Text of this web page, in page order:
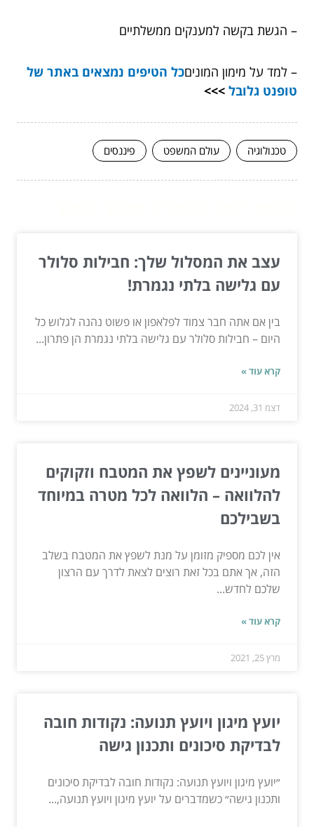
– הגשת בקשה למענקים ממשלתיים
– למד על מימון המוניםכל הטיפים נמצאים באתר של
טופנט גלובל >>>
טכנולוגיה עולם המשפט פיננסים
עצב את המסלול שלך: חבילות סלולר
עם גלישה בלתי נגמרת!
בין אם אתה חבר צמוד לפלאפון או פשוט נהנה לגלוש כל
היום – חבילות סלולר עם גלישה בלתי נגמרת הן פתרון...
קרא עוד »
דצמ 31, 2024
מעוניינים לשפץ את המטבח וזקוקים
להלוואה – הלוואה לכל מטרה במיוחד
בשבילכם
אין לכם מספיק מזומן על מנת לשפץ את המטבח בשלב
הזה, אך אתם בכל זאת רוצים לצאת לדרך עם הרצון
שלכם לחדש...
קרא עוד »
מרץ 25, 2021
יועץ מיגון ויועץ תנועה: נקודות חובה
לבדיקת סיכונים ותכנון גישה
״יועץ מיגון ויועץ תנועה: נקודות חובה לבדיקת סיכונים
ותכנון גישה״ כשמדברים על יועץ מיגון ויועץ תנועה,...